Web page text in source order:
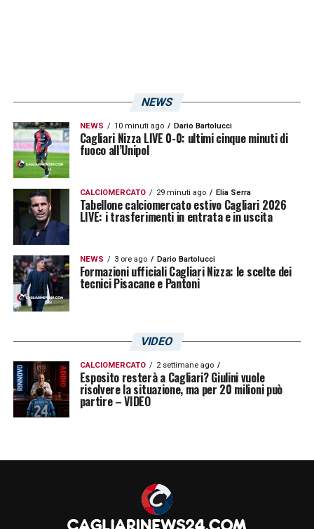
NEWS
NEWS 10 minuti ago Dario Bartolucci
Cagliari Nizza LIVE 0-0: ultimi cinque minuti di
fuoco all’Unipol
CALCIOMERCATO 29 minuti ago Elia Serra
Tabellone calciomercato estivo Cagliari 2026
LIVE: i trasferimenti in entrata e in uscita
NEWS 3 ore ago Dario Bartolucci
Formazioni ufficiali Cagliari Nizza: le scelte dei
tecnici Pisacane e Pantoni
VIDEO
CALCIOMERCATO 2 settimane ago
Esposito resterà a Cagliari? Giulini vuole
risolvere la situazione, ma per 20 milioni può
partire – VIDEO